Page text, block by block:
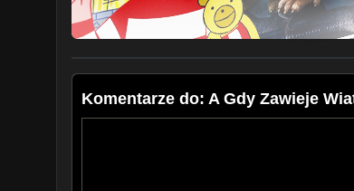
Komentarze do: A Gdy Zawieje